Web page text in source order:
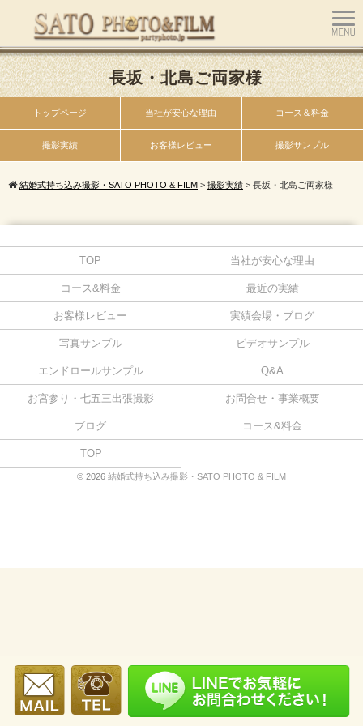
長坂・北島ご両家様
トップページ 当社が安心な理由 コース＆料金
撮影実績 お客様レビュー 撮影サンプル
結婚式持ち込み撮影・SATO PHOTO & FILM > 撮影実績 > 長坂・北島ご両家様
TOP 当社が安心な理由
コース&料金 最近の実績
お客様レビュー 実績会場・ブログ
写真サンプル ビデオサンプル
エンドロールサンプル Q&A
お宮参り・七五三出張撮影 お問合せ・事業概要
ブログ コース&料金
TOP
© 2026 結婚式持ち込み撮影・SATO PHOTO & FILM